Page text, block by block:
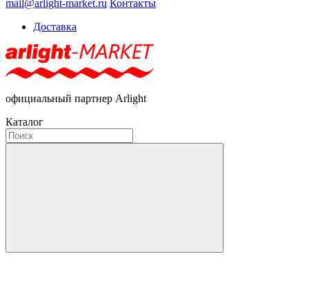
mail@arlight-market.ru Контакты
Доставка
официальный партнер Arlight
Каталог